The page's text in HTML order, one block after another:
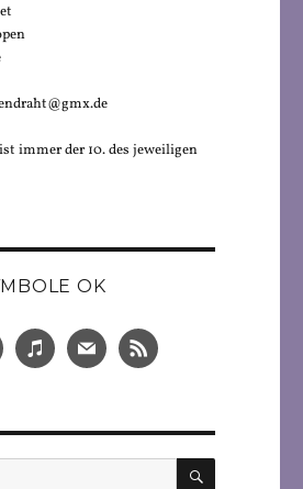
immer der 10. des jeweiligen
OK
SUCHEN